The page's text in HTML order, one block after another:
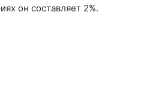
он составляет 2%.